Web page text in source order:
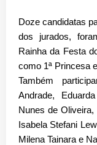
Doze candidatas
dos jurados,
Rainha da Festa
como 1ª Princesa
Também
Andrade,
Nunes de
Isabela Stefani
Milena Tainara e